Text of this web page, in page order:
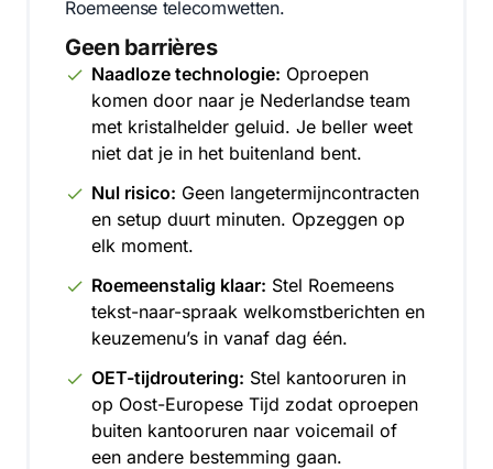
Roemeense telecomwetten.
Geen barrières
Naadloze technologie: Oproepen
komen door naar je Nederlandse team
met kristalhelder geluid. Je beller weet
niet dat je in het buitenland bent.
Nul risico: Geen langetermijncontracten
en setup duurt minuten. Opzeggen op
elk moment.
Roemeenstalig klaar: Stel Roemeens
tekst-naar-spraak welkomstberichten en
keuzemenu’s in vanaf dag één.
OET-tijdroutering: Stel kantooruren in
op Oost-Europese Tijd zodat oproepen
buiten kantooruren naar voicemail of
een andere bestemming gaan.